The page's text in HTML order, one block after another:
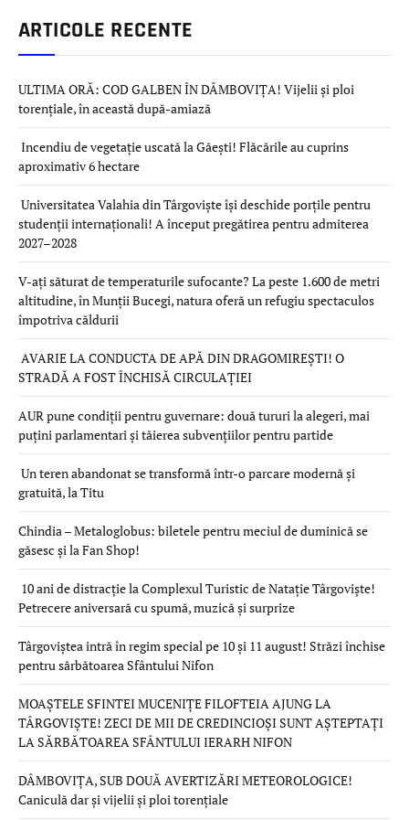
ARTICOLE RECENTE
ULTIMA ORĂ: COD GALBEN ÎN DÂMBOVIȚA! Vijelii și ploi
torențiale, în această după-amiază
Incendiu de vegetație uscată la Găești! Flăcările au cuprins
aproximativ 6 hectare
Universitatea Valahia din Târgoviște își deschide porțile pentru
studenții internaționali! A început pregătirea pentru admiterea
2027–2028
V-ați săturat de temperaturile sufocante? La peste 1.600 de metri
altitudine, în Munții Bucegi, natura oferă un refugiu spectaculos
împotriva căldurii
AVARIE LA CONDUCTA DE APĂ DIN DRAGOMIREȘTI! O
STRADĂ A FOST ÎNCHISĂ CIRCULAȚIEI
AUR pune condiții pentru guvernare: două tururi la alegeri, mai
puțini parlamentari și tăierea subvențiilor pentru partide
Un teren abandonat se transformă într-o parcare modernă și
gratuită, la Titu
Chindia – Metaloglobus: biletele pentru meciul de duminică se
găsesc și la Fan Shop!
10 ani de distracție la Complexul Turistic de Natație Târgoviște!
Petrecere aniversară cu spumă, muzică și surprize
Târgoviștea intră în regim special pe 10 și 11 august! Străzi închise
pentru sărbătoarea Sfântului Nifon
MOAȘTELE SFINTEI MUCENIȚE FILOFTEIA AJUNG LA
TÂRGOVIȘTE! ZECI DE MII DE CREDINCIOȘI SUNT AȘTEPTAȚI
LA SĂRBĂTOAREA SFÂNTULUI IERARH NIFON
DÂMBOVIȚA, SUB DOUĂ AVERTIZĂRI METEOROLOGICE!
Caniculă dar și vijelii și ploi torențiale